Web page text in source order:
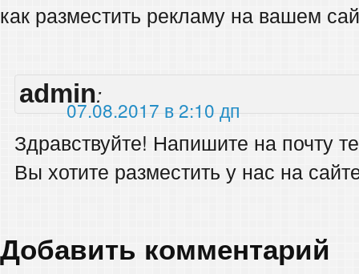
как разместить рекламу на вашем
admin:
07.08.2017 в 2:10 дп
Здравствуйте! Напишите на почту
Вы хотите разместить у нас на
Добавить комментарий